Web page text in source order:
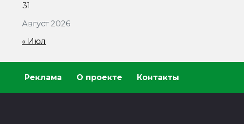
Август 2026
31
« Июл
Реклама О проекте Контакты